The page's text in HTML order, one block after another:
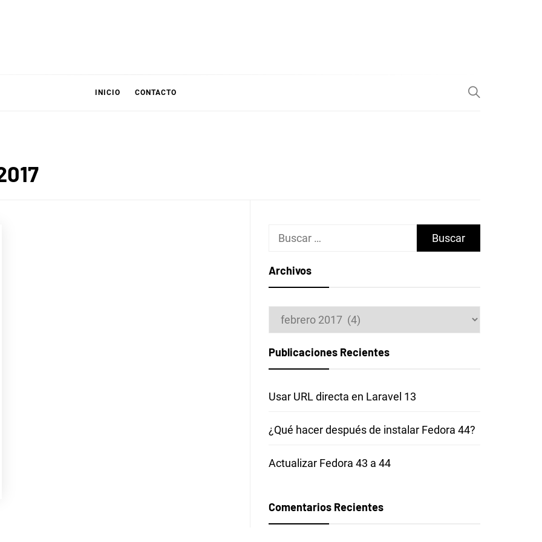
INICIO CONTACTO
Buscar:
Archivos
Archivos
Publicaciones Recientes
Usar URL directa en Laravel 13
¿Qué hacer después de instalar Fedora 44?
Actualizar Fedora 43 a 44
Comentarios Recientes